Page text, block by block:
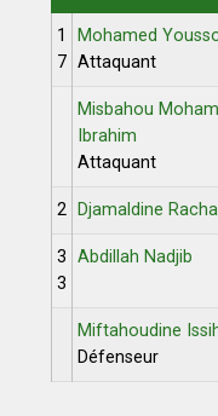
1
7
Mohamed
Attaquant
Misbahou
Ibrahim
Attaquant
2 Djamaldine
3
3
Abdillah Nadjib
Miftahoudine
Défenseur